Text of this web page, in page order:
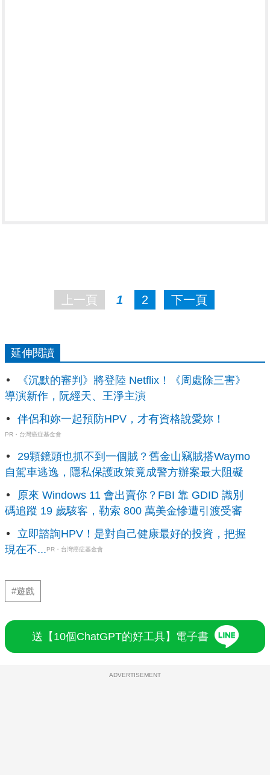
上一頁 1 2 下一頁
延伸閱讀
《沉默的審判》將登陸 Netflix！《周處除三害》
導演新作，阮經天、王淨主演
伴侶和妳一起預防HPV，才有資格說愛妳！
PR・台灣癌症基金會
29顆鏡頭也抓不到一個賊？舊金山竊賊搭Waymo
自駕車逃逸，隱私保護政策竟成警方辦案最大阻礙
原來 Windows 11 會出賣你？FBI 靠 GDID 識別
碼追蹤 19 歲駭客，勒索 800 萬美金慘遭引渡受審
立即諮詢HPV！是對自己健康最好的投資，把握
現在不...PR・台灣癌症基金會
#遊戲
送【10個ChatGPT的好工具】電子書
ADVERTISEMENT